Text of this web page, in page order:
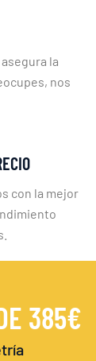
la
nos
con la mejor
385€